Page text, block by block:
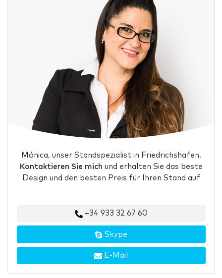
Mónica, unser Standspezialist in Friedrichshafen.
Kontaktieren Sie mich und erhalten Sie das beste
Design und den besten Preis für Ihren Stand auf
+34 933 32 67 60
Skype
E-Mail